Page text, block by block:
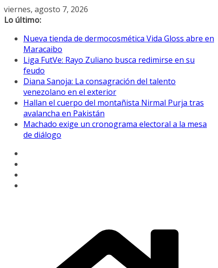
Saltar
al
viernes, agosto 7, 2026
Lo último:
Nueva tienda de dermocosmética Vida Gloss abre en
Maracaibo
Liga FutVe: Rayo Zuliano busca redimirse en su
feudo
Diana Sanoja: La consagración del talento
venezolano en el exterior
Hallan el cuerpo del montañista Nirmal Purja tras
avalancha en Pakistán
Machado exige un cronograma electoral a la mesa
de diálogo